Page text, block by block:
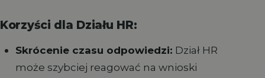
Korzyści dla Działu HR:
Skrócenie czasu odpowiedzi: Dział HR
może szybciej reagować na wnioski